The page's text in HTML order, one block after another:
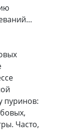
пуринов:
Часто,